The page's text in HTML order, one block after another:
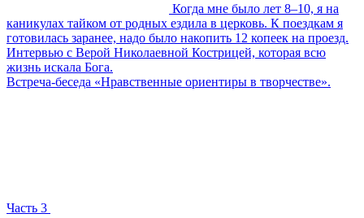
Когда мне было лет 8–10, я на
каникулах тайком от родных ездила в церковь. К поездкам я
готовилась заранее, надо было накопить 12 копеек на проезд.
Интервью с Верой Николаевной Кострицей, которая всю
жизнь искала Бога.
Встреча-беседа «Нравственные ориентиры в творчестве».
Часть 3